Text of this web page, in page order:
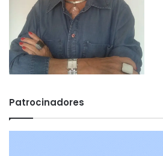
Patrocinadores